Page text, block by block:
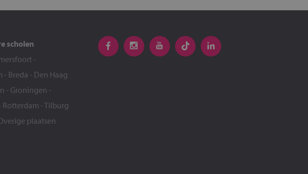
scholen
-
- Breda - Den Haag
- Groningen -
Rotterdam -Tilburg
plaatsen